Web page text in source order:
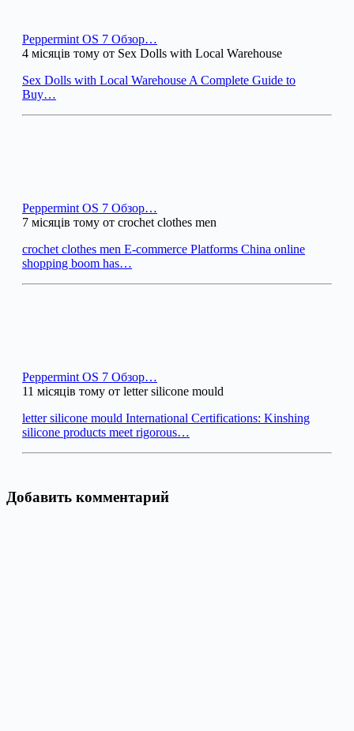
Peppermint OS 7 Обзор…
4 місяців тому от Sex Dolls with Local Warehouse
Sex Dolls with Local Warehouse A Complete Guide to
Buy…
Peppermint OS 7 Обзор…
7 місяців тому от crochet clothes men
crochet clothes men E-commerce Platforms China online
shopping boom has…
Peppermint OS 7 Обзор…
11 місяців тому от letter silicone mould
letter silicone mould International Certifications: Kinshing
silicone products meet rigorous…
Добавить комментарий